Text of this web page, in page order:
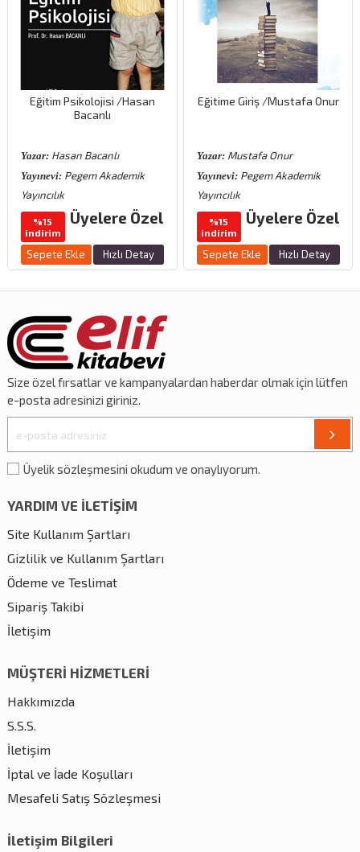
Eğitim Psikolojisi /Hasan
Bacanlı
Yazar:Hasan Bacanlı
Yayınevi:Pegem Akademik
Yayıncılık
%15
indirim
Üyelere Özel
Sepete Ekle Hızlı Detay
Eğitime Giriş /Mustafa Onur
Yazar:Mustafa Onur
Yayınevi:Pegem Akademik
Yayıncılık
%15
indirim
Üyelere Özel
Sepete Ekle Hızlı Detay
Size özelfırsatlarve kampanyalardan haberdar olmak için lütfen
e-posta adresinizi giriniz.
Üyelik sözleşmesini okudum ve onaylıyorum.
YARDIM VE İLETİŞİM
Site Kullanım Şartları
Gizlilik ve Kullanım Şartları
Ödeme ve Teslimat
Sipariş Takibi
İletişim
MÜŞTERİ HİZMETLERİ
Hakkımızda
S.S.S.
İletişim
İptal ve İade Koşulları
Mesafeli Satış Sözleşmesi
İletişim Bilgileri